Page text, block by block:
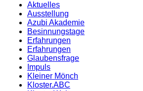
Aktuelles
Ausstellung
Azubi Akademie
Besinnungstage
Erfahrungen
Erfahrungen
Glaubensfrage
Impuls
Kleiner Mönch
Kloster.ABC